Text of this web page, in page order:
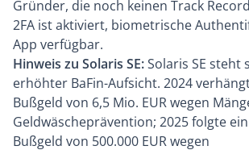
Gründer, die noch keinen Track
2FA ist aktiviert, biometrische
App verfügbar.
Hinweis zu Solaris SE:Solaris SE steht
erhöhter BaFin-Aufsicht. 2024
Bußgeld von 6,5 Mio. EUR wegen
Geldwäscheprävention; 2025 folgte
Bußgeld von 500.000 EUR wegen